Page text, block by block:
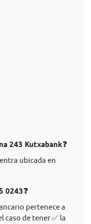
243 Kutxabank❓
ubicada en
0243❓
pertenece a
caso de tener ✅ la